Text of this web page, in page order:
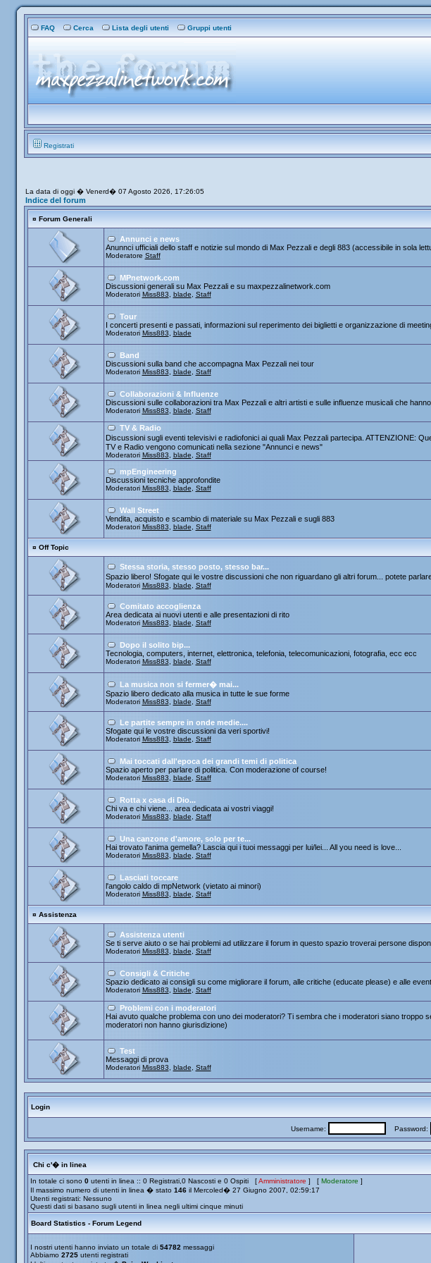
FAQ Cerca Lista degli utenti Gruppi utenti
Registrati
La data di oggi � Venerd� 07 Agosto 2026, 17:26:05
Indice del forum
¤ Forum Generali
Annunci e news
Anunnci ufficiali dello staff e notizie sul mondo di Max Pezzali e degli 883 (accessibile in sola
Moderatore Staff
MPnetwork.com
Discussioni generali su Max Pezzali e su maxpezzalinetwork.com
Moderatori Miss883 blade Staff
Tour
I concerti presenti e passati, informazioni sul reperimento dei biglietti e organizzazione di
Moderatori Miss883 blade
Band
Discussioni sulla band che accompagna Max Pezzali nei tour
Moderatori Miss883 blade Staff
Collaborazioni & Influenze
Discussioni sulle collaborazioni tra Max Pezzali e altri artisti e sulle influenze musicali che
Moderatori Miss883 blade Staff
TV & Radio
Discussioni sugli eventi televisivi e radiofonici ai quali Max Pezzali partecipa. ATTENZIONE:
TV e Radio vengono comunicati nella sezione "Annunci e news"
Moderatori Miss883 blade Staff
mpEngineering
Discussioni tecniche approfondite
Moderatori Miss883 blade Staff
Wall Street
Vendita, acquisto e scambio di materiale su Max Pezzali e sugli 883
Moderatori Miss883 blade Staff
¤ Off Topic
Stessa storia, stesso posto, stesso bar...
Spazio libero! Sfogate qui le vostre discussioni che non riguardano gli altri forum... potete
Moderatori Miss883 blade Staff
Comitato accoglienza
Area dedicata ai nuovi utenti e alle presentazioni di rito
Moderatori Miss883 blade Staff
Dopo il solito bip...
Tecnologia, computers, internet, elettronica, telefonia, telecomunicazioni, fotografia, ecc ecc
Moderatori Miss883 blade Staff
La musica non si fermer� mai...
Spazio libero dedicato alla musica in tutte le sue forme
Moderatori Miss883 blade Staff
Le partite sempre in onde medie....
Sfogate qui le vostre discussioni da veri sportivi!
Moderatori Miss883 blade Staff
Mai toccati dall'epoca dei grandi temi di politica
Spazio aperto per parlare di politica. Con moderazione of course!
Moderatori Miss883 blade Staff
Rotta x casa di Dio...
Chi va e chi viene... area dedicata ai vostri viaggi!
Moderatori Miss883 blade Staff
Una canzone d'amore, solo per te...
Hai trovato l'anima gemella? Lascia qui i tuoi messaggi per lui/lei... All you need is love...
Moderatori Miss883 blade Staff
Lasciati toccare
l'angolo caldo di mpNetwork (vietato ai minori)
Moderatori Miss883 blade Staff
¤ Assistenza
Assistenza utenti
Se ti serve aiuto o se hai problemi ad utilizzare il forum in questo spazio troverai persone
Moderatori Miss883 blade Staff
Consigli & Critiche
Spazio dedicato ai consigli su come migliorare il forum, alle critiche (educate please) e alle
Moderatori Miss883 blade Staff
Problemi con i moderatori
Hai avuto qualche problema con uno dei moderatori? Ti sembra che i moderatori siano troppo
moderatori non hanno giurisdizione)
Test
Messaggi di prova
Moderatori Miss883 blade Staff
Login
Username: Password:
Chi c'� in linea
In totale ci sono 0utenti in linea :: 0 Registrati,0 Nascosti e 0 Ospiti [Amministratore ] [ Moderatore ]
Il massimo numero di utenti in linea � stato 146il Mercoled� 27 Giugno 2007, 02:59:17
Utenti registrati: Nessuno
Questi dati si basano sugli utenti in linea negli ultimi cinque minuti
Board Statistics - Forum Legend
I nostri utenti hanno inviato un totale di 54782 messaggi
Abbiamo 2725utenti registrati